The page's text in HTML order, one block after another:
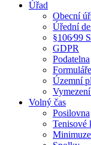
Úřad
Obecní
Úřední
§106⁄99
GDPR
Podatelna
Formuláře
Územní
Volný čas
Posilovna
Tenisové